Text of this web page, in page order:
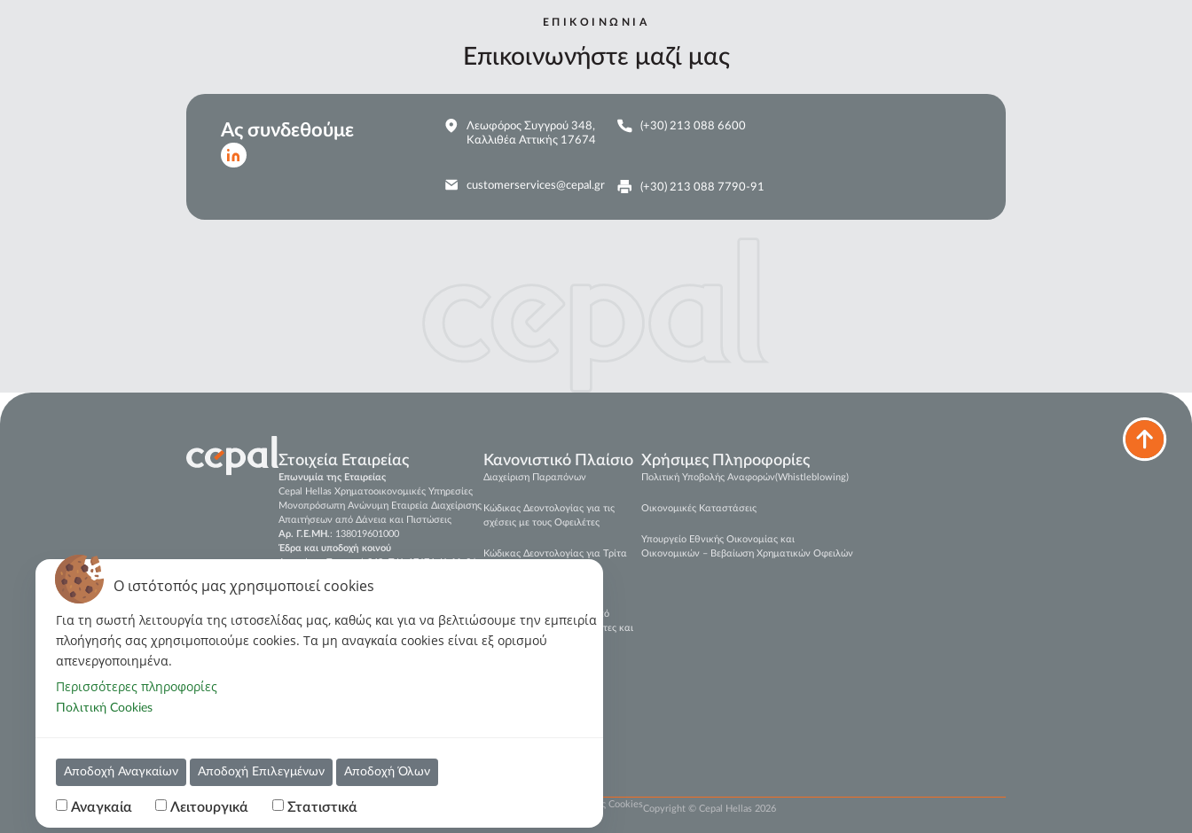
ΕΠΙΚΟΙΝΩΝΙΑ
Επικοινωνήστε μαζί μας
Ας συνδεθούμε
Λεωφόρος Συγγρού 348,
Καλλιθέα Αττικής 17674
customerservices@cepal.gr
(+30) 213 088 6600
(+30) 213 088 7790-91
Στοιχεία Εταιρείας
Επωνυμία της Εταιρείας
Cepal Hellas Χρηματοοικονομικές Υπηρεσίες
Μονοπρόσωπη Ανώνυμη Εταιρεία Διαχείρισης
Απαιτήσεων από Δάνεια και Πιστώσεις
Αρ. Γ.Ε.ΜΗ.: 138019601000
Έδρα και υποδοχή κοινού
Λεωφόρος Συγγρού 348, Τ.Κ. 17674, Καλλιθέα
Τηλ.: (+30)213 088 6600
E-mail : customerservices@cepal.gr
Fax:(+30) 213 088 7790-91
Κανονιστικό Πλαίσιο
Διαχείριση Παραπόνων
Κώδικας Δεοντολογίας για τις
σχέσεις με τους Οφειλέτες
Κώδικας Δεοντολογίας για Τρίτα
Νομιμοποίησης Εσόδων από
Εγκληματικές Δραστηριότητες και
της Χρηματοδότησης της
Χρήσιμες Πληροφορίες
Πολιτική Υποβολής Αναφορών(Whistleblowing)
Οικονομικές Καταστάσεις
Υπουργείο Εθνικής Οικονομίας και
Οικονομικών – Βεβαίωση Χρηματικών Οφειλών
Όροι ΧρήσηςΠολιτική Χρήσης CookiesΠολιτική Προστασίας Προσωπικών Δεδομένων Ρυθμίσεις CookiesCopyright © Cepal Hellas 2026
O ιστότοπός μας χρησιμοποιεί cookies
Για τη σωστή λειτουργία της ιστοσελίδας μας, καθώς και για να βελτιώσουμε την εμπειρία
πλοήγησής σας χρησιμοποιούμε cookies. Tα μη αναγκαία cookies είναι εξ ορισμού
απενεργοποιημένα.
Περισσότερες πληροφορίες
Πολιτική Cookies
Αποδοχή Αναγκαίων Αποδοχή Επιλεγμένων Αποδοχή Όλων
Αναγκαία Λειτουργικά Στατιστικά